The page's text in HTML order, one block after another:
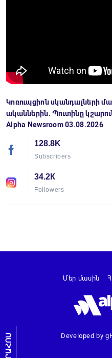
Կոռուպցիոն սկանդալների
ականներին. Պուտինը
Alpha Newsroom 03.08.2026
128.8K
Subscribers
34.2К
Followers
ԼՐԱՀՈՍ Developed by
Մեր մասին